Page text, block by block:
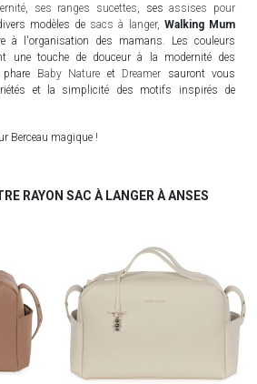
, ses ranges sucettes , sesassises pour
modèles de sacs à langer, Walking Mum
à l'organisation des mamans. Les couleurs
une touche de douceur à la modernité des
Baby Nature et Dreamer sauront vous
et la simplicité des motifs inspirés de
Berceau magique !
RAYON SAC À LANGER À ANSES